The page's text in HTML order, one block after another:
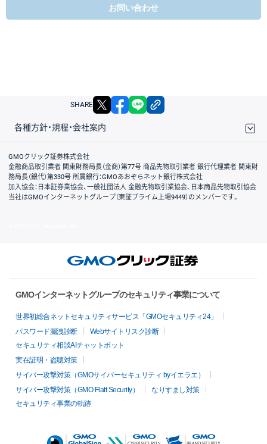
お問い合わせ
SHARE X facebook
各種方針・規程・会社案内
取引規程・約款
サイトマップ
その他のご案内
個人情報保護方針
最良執行方針
サイトのご利用について
ディスクレイマー
信託保全
リスク説明
会社案内
GMOクリック証券株式会社
金融商品取引業者 関東財務局長（金商）第77号 商品先物取引業者 銀行代理業者 関東財
務局長（銀代）第330号 所属銀行：GMOあおぞらネット銀行株式会社
加入協会：日本証券業協会、一般社団法人 金融先物取引業協会、日本商品先物取引協会
当社はGMOインターネットグループ（東証プライム上場9449）のメンバーです。
GMOインターネットグループのセキュリティ事業について
世界初総合ネットセキュリティサービス「GMOセキュリティ24」
パスワード漏洩診断
Webサイトリスク診断
セキュリティ相談AIチャットボット
実在証明・盗聴対策
サイバー攻撃対策（GMOサイバーセキュリティ byイエラエ）
サイバー攻撃対策（GMO Flatt Security）
なりすまし対策
セキュリティ事業の軌跡